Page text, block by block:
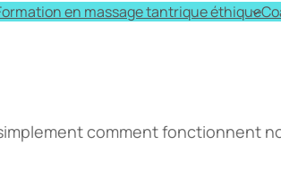
en massage tantrique éthique
comment fonctionnent